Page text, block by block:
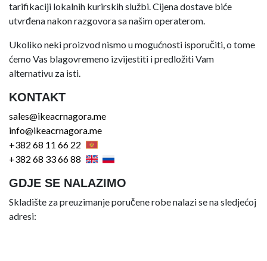
tarifikaciji lokalnih kurirskih službi. Cijena dostave biće
utvrđena nakon razgovora sa našim operaterom.
Ukoliko neki proizvod nismo u mogućnosti isporučiti, o tome
ćemo Vas blagovremeno izvijestiti i predložiti Vam
alternativu za isti.
KONTAKT
sales@ikeacrnagora.me
info@ikeacrnagora.me
+382 68 11 66 22
+382 68 33 66 88
GDJE SE NALAZIMO
Skladište za preuzimanje poručene robe nalazi se na sledjećoj
adresi: